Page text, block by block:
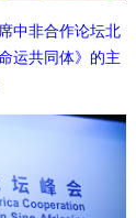
中非合作论坛北
运共同体》的主